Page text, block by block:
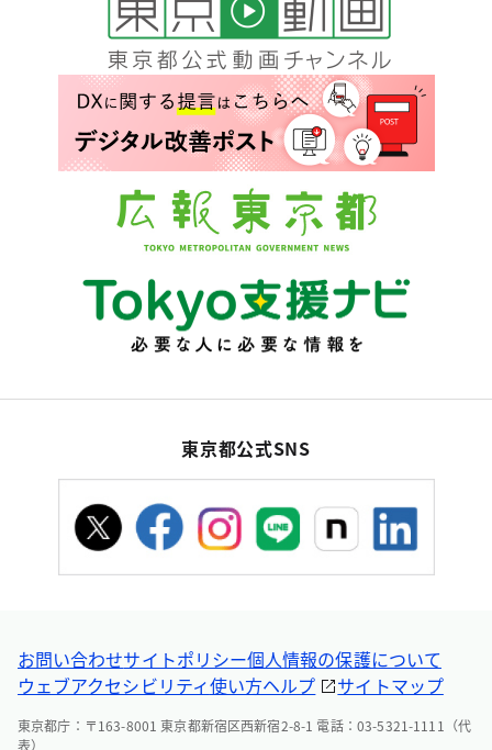
東京都公式SNS
お問い合わせサイトポリシー個人情報の保護について
ウェブアクセシビリティ使い方ヘルプ サイトマップ
東京都庁：〒163-8001 東京都新宿区西新宿2-8-1 電話：03-5321-1111（代
表）